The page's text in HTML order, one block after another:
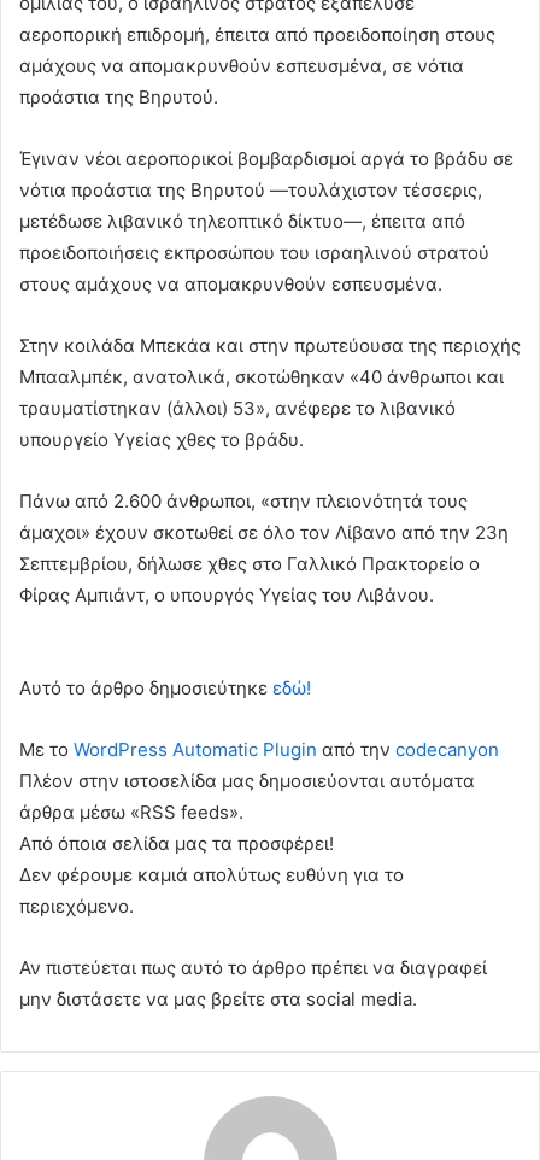
αεροπορική επιδρομή, έπειτα από προειδοποίηση στους
αμάχους να απομακρυνθούν εσπευσμένα, σε νότια
προάστια της Βηρυτού.
Έγιναν νέοι αεροπορικοί βομβαρδισμοί αργά το βράδυ σε
νότια προάστια της Βηρυτού —τουλάχιστον τέσσερις,
μετέδωσε λιβανικό τηλεοπτικό δίκτυο—, έπειτα από
προειδοποιήσεις εκπροσώπου του ισραηλινού στρατού
στους αμάχους να απομακρυνθούν εσπευσμένα.
Στην κοιλάδα Μπεκάα και στην πρωτεύουσα της περιοχής
Μπααλμπέκ, ανατολικά, σκοτώθηκαν «40 άνθρωποι και
τραυματίστηκαν (άλλοι) 53», ανέφερε το λιβανικό
υπουργείο Υγείας χθες το βράδυ.
Πάνω από 2.600 άνθρωποι, «στην πλειονότητά τους
άμαχοι» έχουν σκοτωθεί σε όλο τον Λίβανο από την 23η
Σεπτεμβρίου, δήλωσε χθες στο Γαλλικό Πρακτορείο ο
Φίρας Αμπιάντ, ο υπουργός Υγείας του Λιβάνου.
Αυτό το άρθρο δημοσιεύτηκε εδώ!
Με το WordPress Automatic Plugin από την codecanyon
Πλέον στην ιστοσελίδα μας δημοσιεύονται αυτόματα
άρθρα μέσω «RSS feeds».
Από όποια σελίδα μας τα προσφέρει!
Δεν φέρουμε καμιά απολύτως ευθύνη για το
περιεχόμενο.
Αν πιστεύεται πως αυτό το άρθρο πρέπει να διαγραφεί
μην διστάσετε να μας βρείτε στα social media.